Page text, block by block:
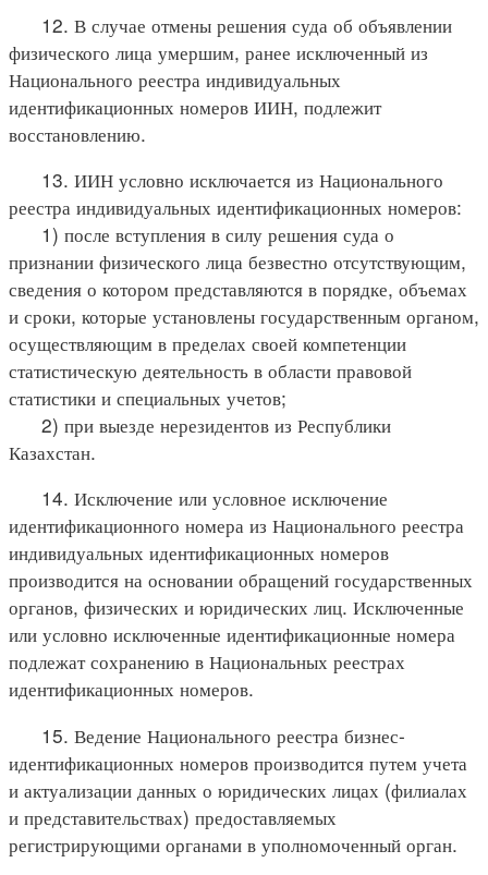
12. В случае отмены решения суда об объявлении
физического лица умершим, ранее исключенный из
Национального реестра индивидуальных
идентификационных номеров ИИН, подлежит
восстановлению.
13. ИИН условно исключается из Национального
реестра индивидуальных идентификационных номеров:
1) после вступления в силу решения суда о
признании физического лица безвестно отсутствующим,
сведения о котором представляются в порядке, объемах
и сроки, которые установлены государственным органом,
осуществляющим в пределах своей компетенции
статистическую деятельность в области правовой
статистики и специальных учетов;
2) при выезде нерезидентов из Республики
Казахстан.
14. Исключение или условное исключение
идентификационного номера из Национального реестра
индивидуальных идентификационных номеров
производится на основании обращений государственных
органов, физических и юридических лиц. Исключенные
или условно исключенные идентификационные номера
подлежат сохранению в Национальных реестрах
идентификационных номеров.
15. Ведение Национального реестра бизнес-
идентификационных номеров производится путем учета
и актуализации данных о юридических лицах (филиалах
и представительствах) предоставляемых
регистрирующими органами в уполномоченный орган.